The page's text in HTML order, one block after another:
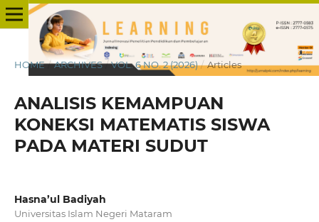
HOME / ARCHIVES / VOL. 6 NO. 2 (2026) / Articles
ANALISIS KEMAMPUAN
KONEKSI MATEMATIS SISWA
PADA MATERI SUDUT
Hasna’ul Badiyah
Universitas Islam Negeri Mataram